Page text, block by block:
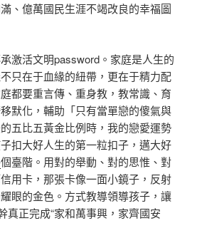
、億萬國民生涯不竭改良的幸福圖
激活文明password。家庭是人生的
只在于血緣的紐帶，更在于精力配
都要重言傳、重身教，教常識、育
默化，輔助「只有當單戀的傻氣與
五比五黃金比例時，我的戀愛運勢
扣大好人生的第一粒扣子，邁大好
個臺階。用對的舉動、對的思惟、對
用卡，那張卡像一面小鏡子，反射
眼的金色。方式教導領導孩子，讓
真正完成“家和萬事興，家齊國安